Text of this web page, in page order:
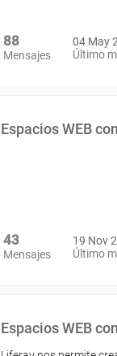
88
Mensajes
04 May
Último
Espacios WEB
43
Mensajes
19 Nov
Último
Espacios WEB